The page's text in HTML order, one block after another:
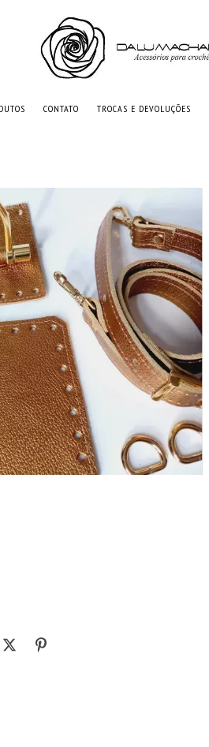
CONTATO TROCAS E DEVOLUÇÕES